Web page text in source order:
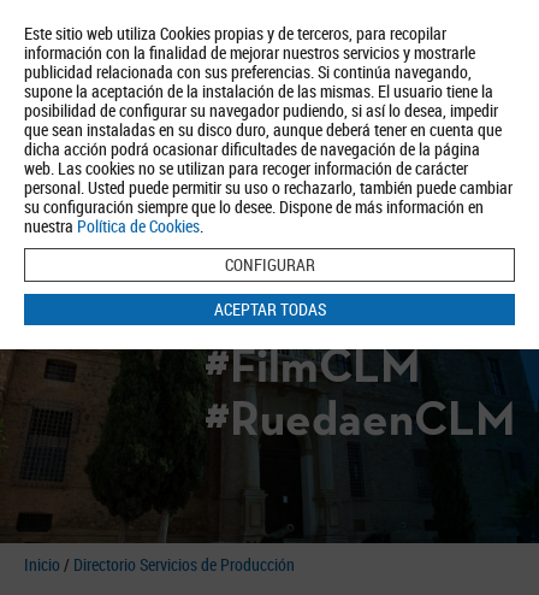
Este sitio web utiliza Cookies propias y de terceros, para recopilar
información con la finalidad de mejorar nuestros servicios y mostrarle
publicidad relacionada con sus preferencias. Si continúa navegando,
supone la aceptación de la instalación de las mismas. El usuario tiene la
posibilidad de configurar su navegador pudiendo, si así lo desea, impedir
que sean instaladas en su disco duro, aunque deberá tener en cuenta que
dicha acción podrá ocasionar dificultades de navegación de la página
web. Las cookies no se utilizan para recoger información de carácter
personal. Usted puede permitir su uso o rechazarlo, también puede cambiar
su configuración siempre que lo desee. Dispone de más información en
nuestra Política de Cookies.
CONFIGURAR
ACEPTAR TODAS
Quiénes somos Turismo Política de Privacidad Aviso Legal
Política de Cookies
BUSCAR
#FilmCLM
#RuedaenCLM
Inicio / Directorio Servicios de Producción